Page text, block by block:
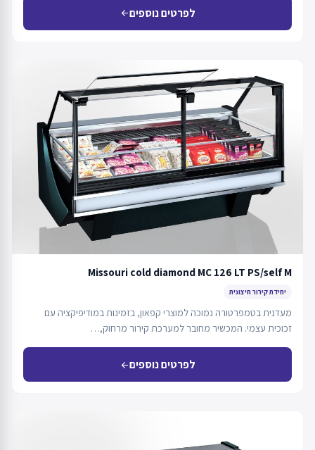
לפרטים נוספיםarrow_back
Missouri cold diamond MC 126 LT PS/self M
יחידת קירור חיצונית
מעדנית בטמפרטורה נמוכה למוצרי קפאון, בזמינות במודיפיקציה עם
זכוכית עצמי. המכשיר מחובר למערכת קירור מרחוק,…
לפרטים נוספיםarrow_back